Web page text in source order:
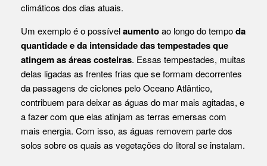
climáticos dos dias atuais.
Um exemplo é o possívelaumentoao longo do tempoda
quantidade e da intensidade das tempestades que
atingem as áreas costeiras. Essas tempestades, muitas
delas ligadas as frentes frias que se formam decorrentes
da passagens de ciclones pelo Oceano Atlântico,
contribuem para deixar as águas do mar mais agitadas, e
a fazer com que elas atinjam as terras emersas com
mais energia. Com isso, as águas removem parte dos
solos sobre os quais as vegetações do litoral se instalam.